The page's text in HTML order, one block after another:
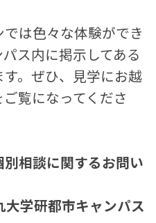
は色々な体験ができ
ス内に掲示してある
。ぜひ、見学にお越
覧になってくださ
相談に関するお問い
大学研都市キャンパス